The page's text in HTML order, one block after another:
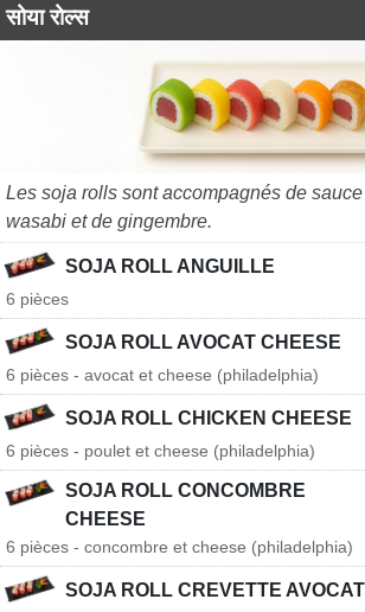
सोया रोल्स
Les soja rolls sont accompagnés de
wasabi et de gingembre.
SOJA ROLL ANGUILLE
6 pièces
SOJA ROLL AVOCAT CHEESE
6 pièces - avocat et cheese (philadelphia)
SOJA ROLL CHICKEN CHEESE
6 pièces - poulet et cheese (philadelphia)
SOJA ROLL CONCOMBRE
CHEESE
6 pièces - concombre et cheese (philadelphia)
SOJA ROLL CREVETTE AVOCAT